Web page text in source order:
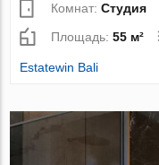
Комнат:Студия
Площадь:55 м²
Estatewin Bali